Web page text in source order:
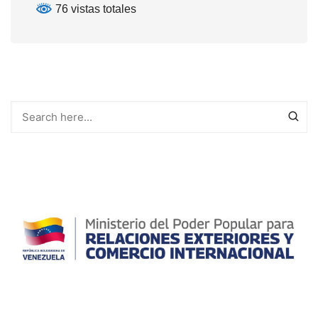
76 vistas totales